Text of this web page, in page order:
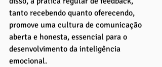
tanto recebendo quanto oferecendo,
promove uma cultura de comunicação
aberta e honesta, essencial para o
desenvolvimento da inteligência
emocional.